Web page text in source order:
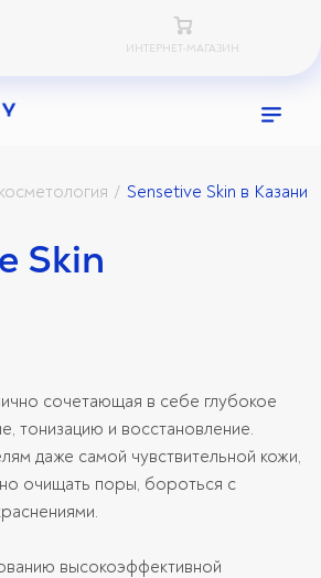
ИНТЕРНЕТ-МАГАЗИН
/ Sensetive Skin в Казани
Skin
сочетающая в себе глубокое
тонизацию и восстановление.
даже самой чувствительной кожи,
очищать поры, бороться с
высокоэффективной